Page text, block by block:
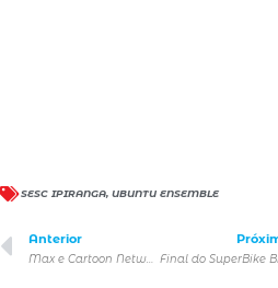
SESC IPIRANGA, UBUNTU ENSEMBLE
Anterior
Max e Cartoon Network confirmam presença na CCXP 24 com painel de ‘Irmão do Jorel’